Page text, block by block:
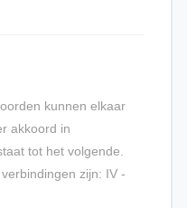
kunnen elkaar
akkoord in
tot het volgende.
zijn: IV -